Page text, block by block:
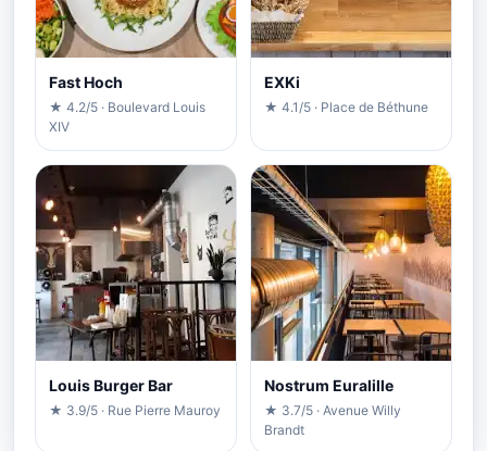
Fast Hoch
★ 4.2/5 · Boulevard Louis
XIV
EXKi
★ 4.1/5 · Place de Béthune
Louis Burger Bar
★ 3.9/5 · Rue Pierre Mauroy
Nostrum Euralille
★ 3.7/5 · Avenue Willy
Brandt